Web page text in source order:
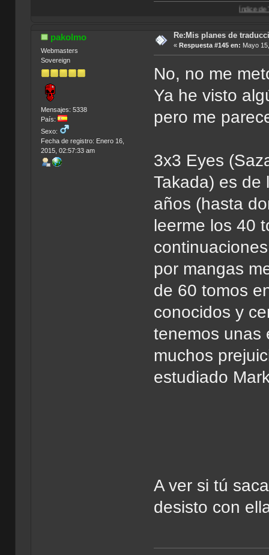
Índice de Traducciones
pakolmo
Webmasters
Sovereign
Mensajes: 5338
País:
Sexo:
Fecha de registro: Enero 16,
2015, 02:57:33 am
Re:Mis planes de
« Respuesta #145 en: Mayo
No, no me
Ya he visto
pero me
3x3 Eyes
Takada) es de
años (hasta
leerme los 40
por mangas
de 60 tomos
conocidos y
tenemos unas
muchos
estudiado
A ver si tú
desisto con